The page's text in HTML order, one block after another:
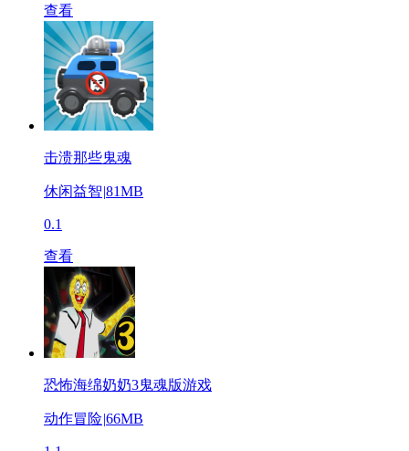
查看
击溃那些鬼魂
休闲益智|81MB
0.1
查看
恐怖海绵奶奶3鬼魂版游戏
动作冒险|66MB